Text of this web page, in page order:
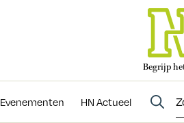
Begrijp
Evenementen HN Actueel
Evenementen